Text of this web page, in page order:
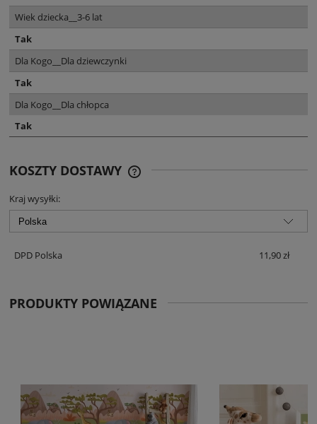
Wiek dziecka__3-6 lat
Tak
Dla Kogo__Dla dziewczynki
Tak
Dla Kogo__Dla chłopca
Tak
KOSZTY DOSTAWY
Kraj wysyłki:
DPD Polska 11,90 zł
PRODUKTY POWIĄZANE